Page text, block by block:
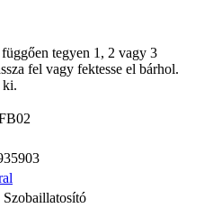
tegyen 1, 2 vagy 3
fel vagy fektesse el bárhol.
ki.
Szobaillatosító